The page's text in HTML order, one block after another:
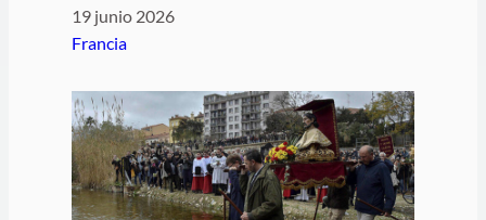
Fecha
19 junio 2026
Respecto a
Francia